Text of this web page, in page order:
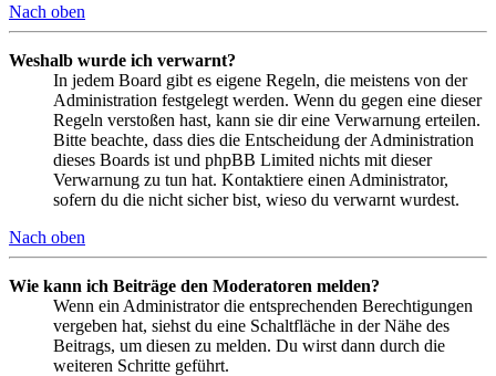
Nach oben
Weshalb wurde ich verwarnt?
In jedem Board gibt es eigene Regeln, die meistens von der
Administration festgelegt werden. Wenn du gegen eine dieser
Regeln verstoßen hast, kann sie dir eine Verwarnung erteilen.
Bitte beachte, dass dies die Entscheidung der Administration
dieses Boards ist und phpBB Limited nichts mit dieser
Verwarnung zu tun hat. Kontaktiere einen Administrator,
sofern du die nicht sicher bist, wieso du verwarnt wurdest.
Nach oben
Wie kann ich Beiträge den Moderatoren melden?
Wenn ein Administrator die entsprechenden Berechtigungen
vergeben hat, siehst du eine Schaltfläche in der Nähe des
Beitrags, um diesen zu melden. Du wirst dann durch die
weiteren Schritte geführt.